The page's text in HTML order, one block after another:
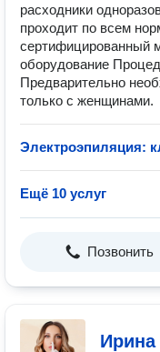
расходники
проходит по всем
сертифицированный
оборудование
Предварительно
только с женщинами.
Электроэпиляция:
Ещё 10 услуг
Позвонить
Ирина